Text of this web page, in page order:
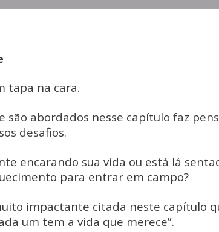
tapa na cara.
são abordados nesse capítulo faz
desafios.
encarando sua vida ou está lá
para entrar em campo?
impactante citada neste capítulo
um tem a vida que merece”.